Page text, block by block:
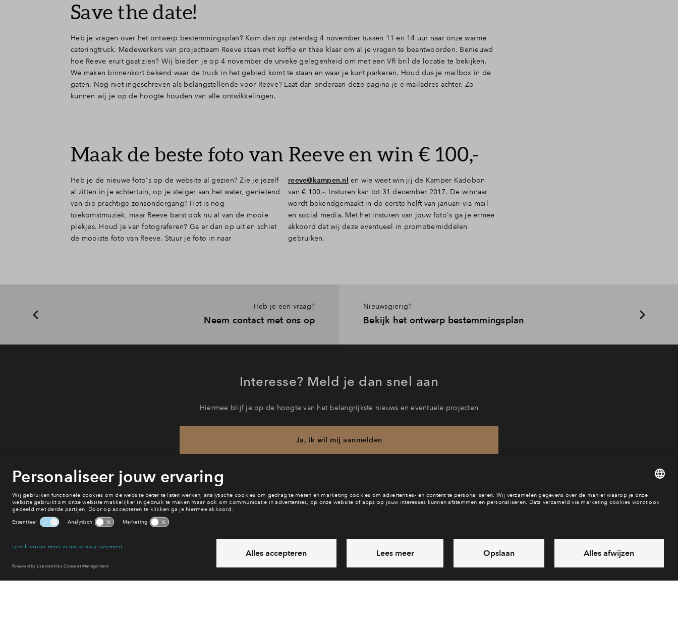
Save the date!
Heb je vragen over het ontwerp bestemmingsplan? Kom dan op zaterdag 4 november tussen 11 en 14 uur naar onze warme
cateringtruck. Medewerkers van projectteam Reeve staan met koffie en thee klaar om al je vragen te beantwoorden. Benieuwd
hoe Reeve eruit gaat zien? Wij bieden je op 4 november de unieke gelegenheid om met een VR bril de locatie te bekijken.
We maken binnenkort bekend waar de truck in het gebied komt te staan en waar je kunt parkeren. Houd dus je mailbox in de
gaten. Nog niet ingeschreven als belangstellende voor Reeve? Laat dan onderaan deze pagina je e-mailadres achter. Zo
kunnen wij je op de hoogte houden van alle ontwikkelingen.
Maak de beste foto van Reeve en win € 100,-
Heb je de nieuwe foto's op de website al gezien? Zie je jezelf
al zitten in je achtertuin, op je steiger aan het water, genietend
van die prachtige zonsondergang? Het is nog
toekomstmuziek, maar Reeve barst ook nu al van de mooie
plekjes. Houd je van fotograferen? Ga er dan op uit en schiet
de mooiste foto van Reeve. Stuur je foto in naar
reeve@kampen.nl en wie weet win jij de Kamper Kadobon
van € 100,-. Insturen kan tot 31 december 2017. De winnaar
wordt bekendgemaakt in de eerste helft van januari via mail
en social media. Met het insturen van jouw foto's ga je ermee
akkoord dat wij deze eventueel in promotiemiddelen
gebruiken.
Heb je een vraag?
Neem contact met ons op
Nieuwsgierig?
Bekijk het ontwerp bestemmingsplan
Interesse? Meld je dan snel aan
Hiermee blijf je op de hoogte van het belangrijkste nieuws en eventuele projecten
Ja, ik wil mij aanmelden
Heb je een vraag en wil je direct antwoord? Bel ons op
6 dagen per week beschikbaar (behalve tijdens feestdagen)
via chat en telefoon